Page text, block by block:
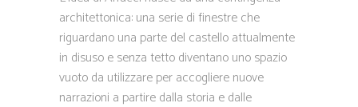
architettonica: una serie di finestre che
riguardano una parte del castello attualmente
in disuso e senza tetto diventano uno spazio
vuoto da utilizzare per accogliere nuove
narrazioni a partire dalla storia e dalle